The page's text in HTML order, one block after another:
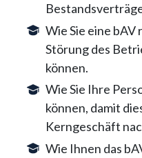
Wie Sie eine
Störung des
können.
Wie Sie Ihre
können, damit
Kerngeschäft
Wie Ihnen das